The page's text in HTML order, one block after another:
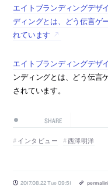
エイトブランディングデザ
ディングとは、どう伝言ゲ
れています
エイトブランディングデザ
ンディングとは、どう伝言
されています。
SHARE
インタビュー 西澤明洋
2017.08.22 Tue 09:51